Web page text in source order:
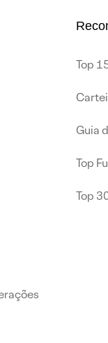
Top
Guia
Top
Top